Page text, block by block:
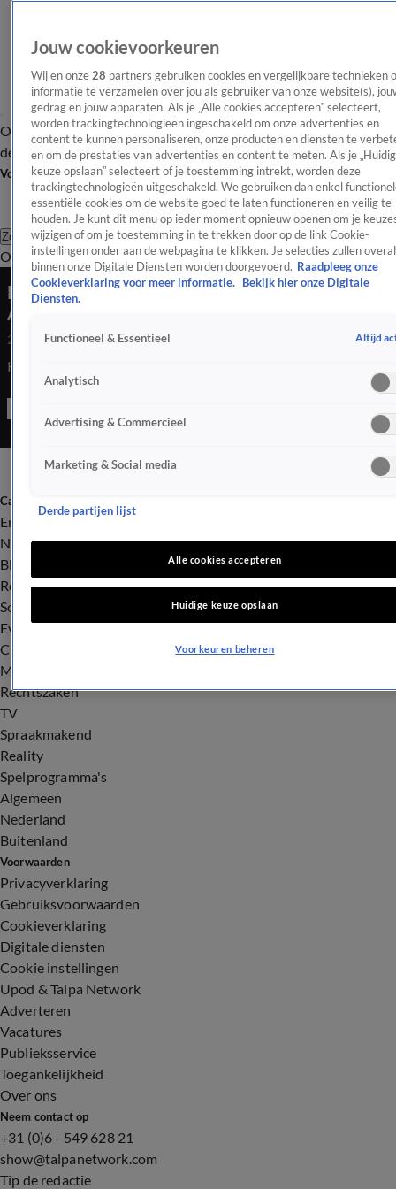
OverzichtAfleveringen Entertainment TV Algemeen
Tip
de redactieNieuwsbrief
Volg Shownieuws
Zoeken
OverzichtEntertainmentSpraakmakendRealityCrimeVideo's
Koningspaar laat zich uit over groots zomerfeest
Amalia
29 juni 2022, 20:55
Koningspaar laat zich uit over groots zomerfeest Amalia
Categorieën
Entertainment
Nieuws
BN'ers
Royalty
Songfestival
Evenementen
Crime
Misdaad
Rechtszaken
TV
Spraakmakend
Reality
Spelprogramma's
Algemeen
Nederland
Buitenland
Voorwaarden
Privacyverklaring
Gebruiksvoorwaarden
Cookieverklaring
Digitale diensten
Cookie instellingen
Upod & Talpa Network
Adverteren
Vacatures
Publieksservice
Toegankelijkheid
Over ons
Neem contact op
+31 (0)6 - 549 628 21
show@talpanetwork.com
Tip de redactie
Jouw cookievoorkeuren
Wij en onze 28 partners gebruiken cookies en vergelijkbare technieken
informatie te verzamelen over jou als gebruiker van onze website(s),
gedrag en jouw apparaten. Als je „Alle cookies accepteren” selecteert,
worden trackingtechnologieën ingeschakeld om onze advertenties en
content te kunnen personaliseren, onze producten en diensten te
en om de prestaties van advertenties en content te meten. Als je
keuze opslaan” selecteert of je toestemming intrekt, worden deze
trackingtechnologieën uitgeschakeld. We gebruiken dan enkel
essentiële cookies om de website goed te laten functioneren en veilig te
houden. Je kunt dit menu op ieder moment opnieuw openen om je
wijzigen of om je toestemming in te trekken door op de link Cookie-
instellingen onder aan de webpagina te klikken. Je selecties zullen overal
binnen onze Digitale Diensten worden doorgevoerd. Raadpleeg onze
Cookieverklaring voor meer informatie.
Bekijk hier onze Digitale
Diensten.
Functioneel & Essentieel Altijd
Analytisch
Advertising & Commercieel
Marketing & Social media
Derde partijen lijst
Alle cookies accepteren
Huidige keuze opslaan
Voorkeuren beheren